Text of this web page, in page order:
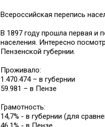
Всероссийская перепись
В 1897 году прошла первая и
населения. Интересно
Пензенской губернии.
Проживало:
1.470.474 – в губернии
59.981 – в Пензе
Грамотность:
14,7% - в губернии (для